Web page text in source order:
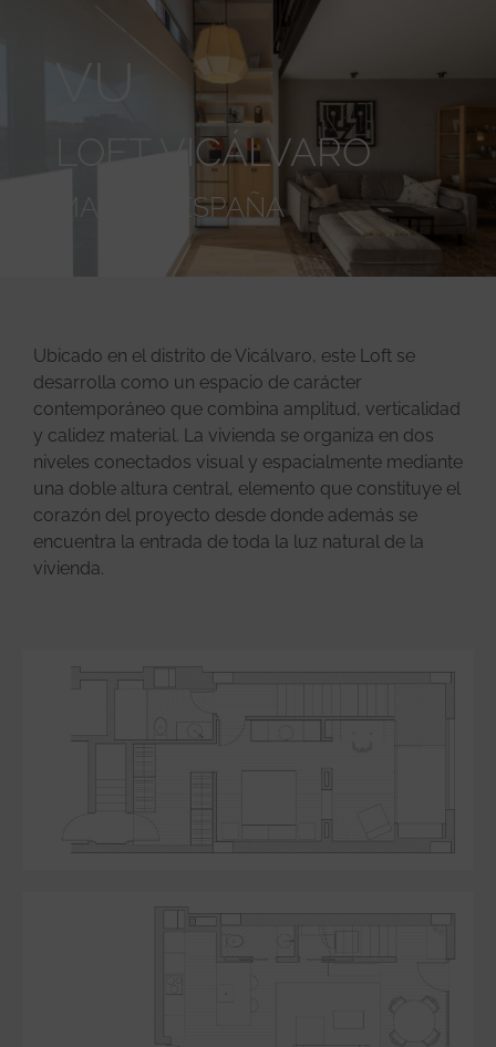
LOFT VICÁLVARO
MADRID, ESPAÑA
Ubicado en el distrito de Vicálvaro, este Loft se
desarrolla como un espacio de carácter
contemporáneo que combina amplitud, verticalidad
y calidez material. La vivienda se organiza en dos
niveles conectados visual y espacialmente mediante
una doble altura central, elemento que constituye el
corazón del proyecto desde donde además se
encuentra la entrada de toda la luz natural de la
vivienda.